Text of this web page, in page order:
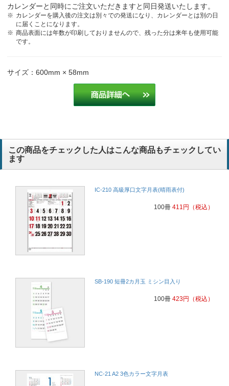
カレンダーと同時にご注文いただきますと同日発送いたします。
カレンダーを購入後の注文は別々での発送になり、カレンダーとは別の日
に届くことになります。
商品表面には年数が印刷しておりませんので、残った分は来年も使用可能
です。
サイズ：600mm × 58mm
この商品をチェックした人はこんな商品もチェックしてい
ます
IC-210 高級厚口文字月表(晴雨表付)
100冊 411 円 （税込）
SB-190 短冊2カ月玉 ミシン目入り
100冊 423円 （税込）
NC-21 A2 3色カラー文字月表